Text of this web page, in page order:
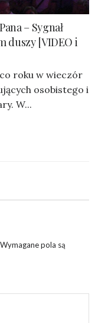
– Sygnał
duszy [VIDEO i
co roku w wieczór
osobistego i
W...
Wymagane pola są